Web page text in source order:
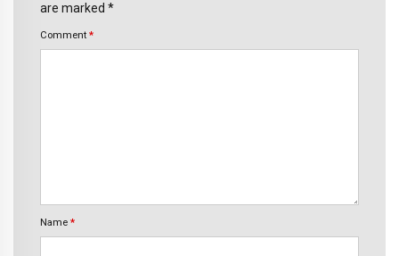
are marked *
Comment *
Name *